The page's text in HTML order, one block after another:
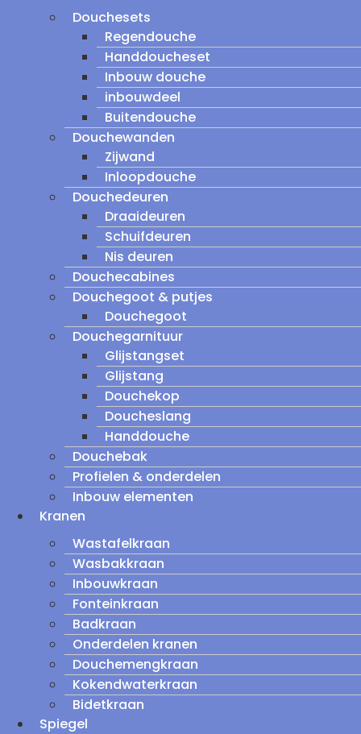
Douchesets
Regendouche
Handdoucheset
Inbouw douche
inbouwdeel
Buitendouche
Douchewanden
Zijwand
Inloopdouche
Douchedeuren
Draaideuren
Schuifdeuren
Nis deuren
Douchecabines
Douchegoot & putjes
Douchegoot
Douchegarnituur
Glijstangset
Glijstang
Douchekop
Doucheslang
Handdouche
Douchebak
Profielen & onderdelen
Inbouw elementen
Kranen
Wastafelkraan
Wasbakkraan
Inbouwkraan
Fonteinkraan
Badkraan
Onderdelen kranen
Douchemengkraan
Kokendwaterkraan
Bidetkraan
Spiegel